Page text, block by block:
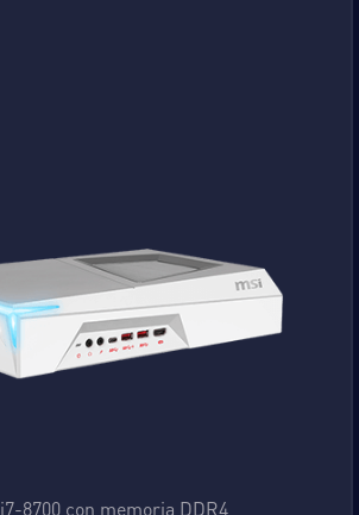
i7-8700 con memoria DDR4